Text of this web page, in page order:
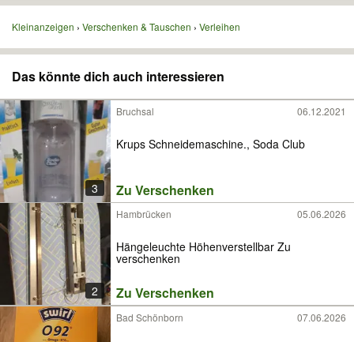
Kleinanzeigen Verschenken & Tauschen Verleihen
Das könnte dich auch interessieren
3
Bruchsal 06.12.2021
Krups Schneidemaschine., Soda Club
Zu Verschenken
2
Hambrücken 05.06.2026
Hängeleuchte Höhenverstellbar Zu
verschenken
Zu Verschenken
Bad Schönborn 07.06.2026